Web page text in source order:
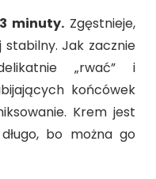
minuty. Zgęstnieje,
Jak zacznie
„rwać” i
końcówek
Krem jest
bo można go